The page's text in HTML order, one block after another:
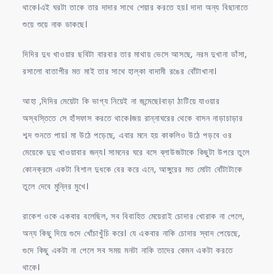
থাকে।এই ঘরটা তাকে তার দাদার সাথে শেয়ার করতে হয়। দাদা অন্য বিছানাতে
শুয়ে শুয়ে নাক ডাকছে।
দিদির দুধ খাওয়ার ছবিটা বারবার তার মাথায় ভেসে আসছে, নরম দুখানা ডাঁসা,
রসালো বাতাপীর মত মাই তার সাথে হাল্কা বাদামী রঙের বোঁটাখানা।
আহা ,দিদির মেয়েটা কি ভাগ্য নিয়েই না জন্মেছে।বাড়া ঠাটিয়ে যাওয়ার
অস্বস্তিতে সে হাঁসফাস করতে থাকে।জয় রান্নাঘরের থেকে বাসন নাড়াচাড়ার
শব্দ শুনতে পায়। মা উঠে পড়েছে, এবার মনে হয় কাকলিও উঠে পড়বে ওর
মেয়েকে দুদু খাওয়াবার জন্য। সামনের ঘরে বসে ব্লাউজটাকে কিছুটা উপরে তুলে
কোনক্রমে একটা বিশাল দুধকে বের করে এনে, আঙ্গুরের মত মোটা বোঁটাটাকে
তুলে দেবে মুন্নির মুখে।
রাকেশ ওকে একবার বলেছিল, সব বিবাহিত মেয়েরাই চোদার খোরাক না পেলে,
অন্য কিছু দিয়ে গুদে খোঁচাখুঁচি করে। যে একবার নাকি চোদার স্বাদ পেয়েছে,
গুদে কিছু একটা না পেলে সব সময় মনটা নাকি তাদের কেমন একটা করতে
থাকে।